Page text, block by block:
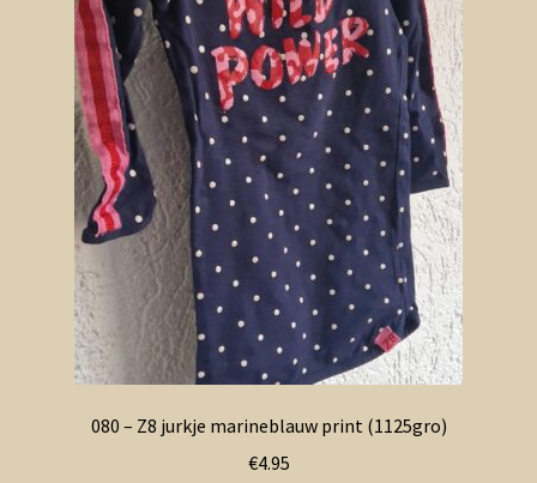
080 – Z8 jurkje marineblauw print (1125gro)
€4.95